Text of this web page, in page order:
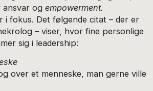
ansvar ogempowerment.
i fokus. Det følgende citat – der er
– viser, hvor fine personlige
sig i leadership:
over et menneske, man gerne ville